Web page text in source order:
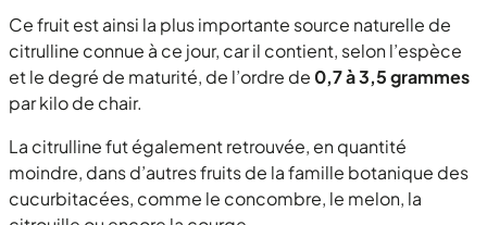
Ce fruit est ainsi la plus importante source naturelle de
citrulline connue à ce jour, car il contient, selon l’espèce
et le degré de maturité, de l’ordre de 0,7 à 3,5 grammes
par kilo de chair.
La citrulline fut également retrouvée, en quantité
moindre, dans d’autres fruits de la famille botanique des
cucurbitacées, comme le concombre, le melon, la